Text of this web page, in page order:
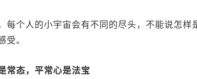
个人的小宇宙会有不同的尽头，不能说怎样
受。
常态，平常心是法宝